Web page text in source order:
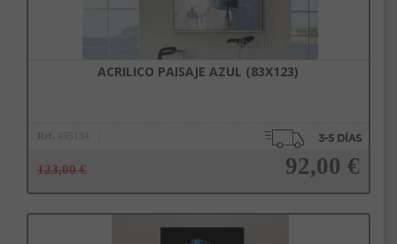
ACRILICO PAISAJE AZUL (83X123)
Ref. 495134
123,00 € 92,00 €
Añadir a la cesta